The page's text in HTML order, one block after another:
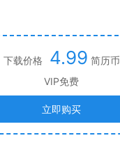
下载价格 4.99 简历币
VIP免费
立即购买